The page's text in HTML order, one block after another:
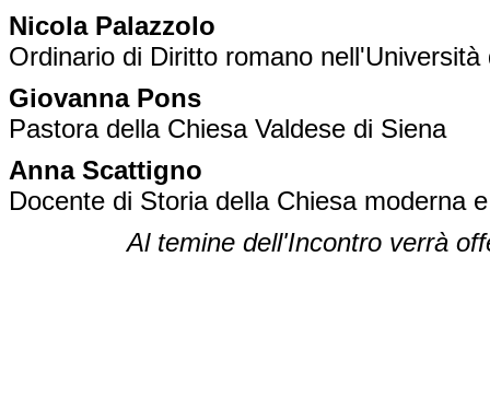
Nicola Palazzolo
Ordinario di Diritto romano nell'Università
Giovanna Pons
Pastora della Chiesa Valdese di Siena
Anna Scattigno
Docente di Storia della Chiesa moderna
Al temine dell'Incontro verrà